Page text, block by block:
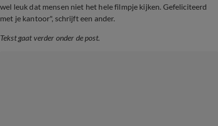
wel leuk dat mensen niet het hele filmpje kijken. Gefeliciteerd
met je kantoor", schrijft een ander.
Tekst gaat verder onder de post.